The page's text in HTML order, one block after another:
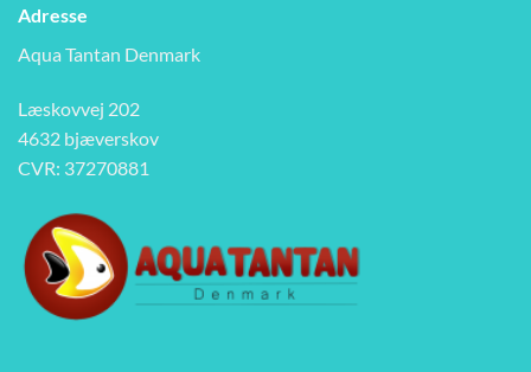
Adresse
Aqua Tantan Denmark
Læskovvej 202
4632 bjæverskov
CVR: 37270881